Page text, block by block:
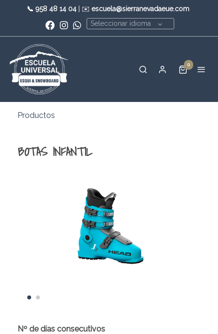
📞 958 48 14 04 | ✉️ escuela@sierranevadaeue.com
Seleccionar idioma
0
Productos
BOTAS INFANTIL
Nº de días consecutivos